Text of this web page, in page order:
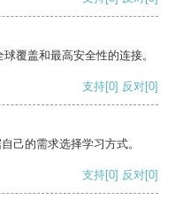
覆盖和最高安全性的连接。
支持[0] 反对[0]
己的需求选择学习方式。
支持[0] 反对[0]